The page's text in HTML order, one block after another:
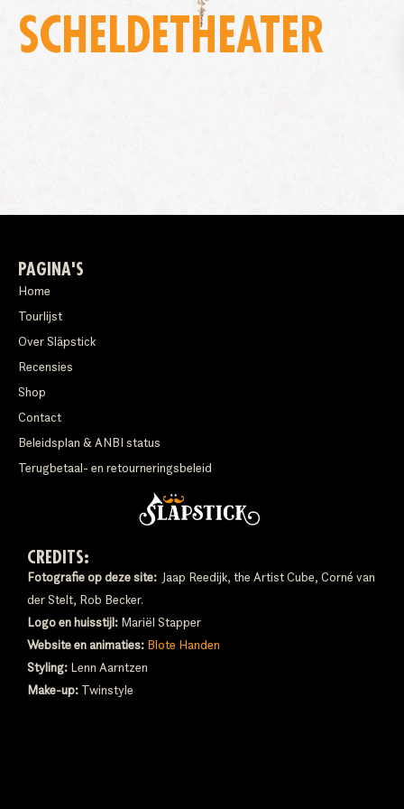
SCHELDETHEATER
PAGINA'S
Home
Tourlijst
Over Släpstick
Recensies
Shop
Contact
Beleidsplan & ANBI status
Terugbetaal- en retourneringsbeleid
CREDITS:
Fotografie op deze site: Jaap Reedijk, the Artist Cube, Corné van
der Stelt, Rob Becker.
Logo en huisstijl: Mariël Stapper
Website en animaties: Blote Handen
Styling: Lenn Aarntzen
Make-up: Twinstyle